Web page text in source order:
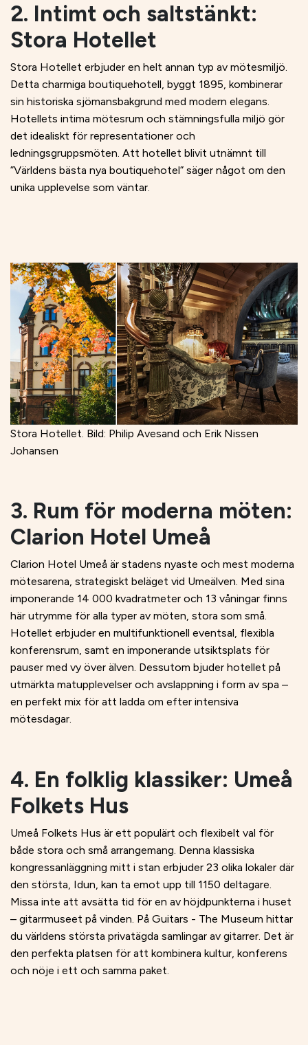
2. Intimt och saltstänkt:
Stora Hotellet
Stora Hotellet erbjuder en helt annan typ av mötesmiljö.
Detta charmiga boutiquehotell, byggt 1895, kombinerar
sin historiska sjömansbakgrund med modern elegans.
Hotellets intima mötesrum och stämningsfulla miljö gör
det idealiskt för representationer och
ledningsgruppsmöten. Att hotellet blivit utnämnt till
”Världens bästa nya boutiquehotel” säger något om den
unika upplevelse som väntar.
Stora Hotellet. Bild: Philip Avesand och Erik Nissen
Johansen
3. Rum för moderna möten:
Clarion Hotel Umeå
Clarion Hotel Umeå är stadens nyaste och mest moderna
mötesarena, strategiskt beläget vid Umeälven. Med sina
imponerande 14 000 kvadratmeter och 13 våningar finns
här utrymme för alla typer av möten, stora som små.
Hotellet erbjuder en multifunktionell eventsal, flexibla
konferensrum, samt en imponerande utsiktsplats för
pauser med vy över älven. Dessutom bjuder hotellet på
utmärkta matupplevelser och avslappning i form av spa –
en perfekt mix för att ladda om efter intensiva
mötesdagar.
4. En folklig klassiker: Umeå
Folkets Hus
Umeå Folkets Hus är ett populärt och flexibelt val för
både stora och små arrangemang. Denna klassiska
kongressanläggning mitt i stan erbjuder 23 olika lokaler där
den största, Idun, kan ta emot upp till 1150 deltagare.
Missa inte att avsätta tid för en av höjdpunkterna i huset
– gitarrmuseet på vinden. På Guitars - The Museum hittar
du världens största privatägda samlingar av gitarrer. Det är
den perfekta platsen för att kombinera kultur, konferens
och nöje i ett och samma paket.